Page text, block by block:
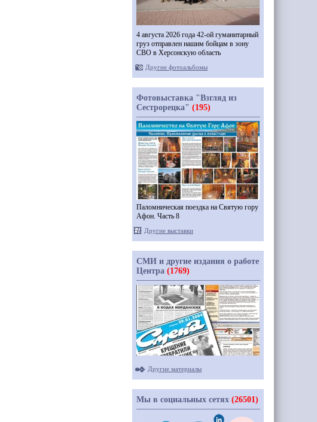
4 августа 2026 года 42-ой гуманитарный
груз отправлен нашим бойцам в зону
СВО в Херсонскую область
Другие фотоальбомы
Фотовыставка "Взгляд из
Сестрорецка" (195)
Паломническая поездка на Святую гору
Афон. Часть 8
Другие выставки
СМИ и другие издания о работе
Центра (1769)
Другие материалы
Мы в социальных сетях (26501)